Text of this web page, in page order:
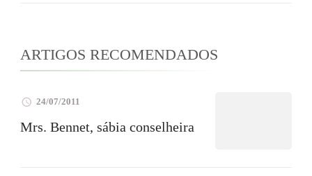
ARTIGOS RECOMENDADOS
24/07/2011
Mrs. Bennet, sábia conselheira